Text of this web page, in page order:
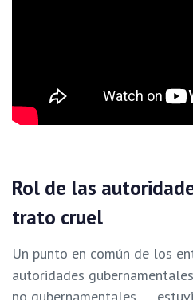
Rol de las
trato cruel
Un punto en común de los
autoridades